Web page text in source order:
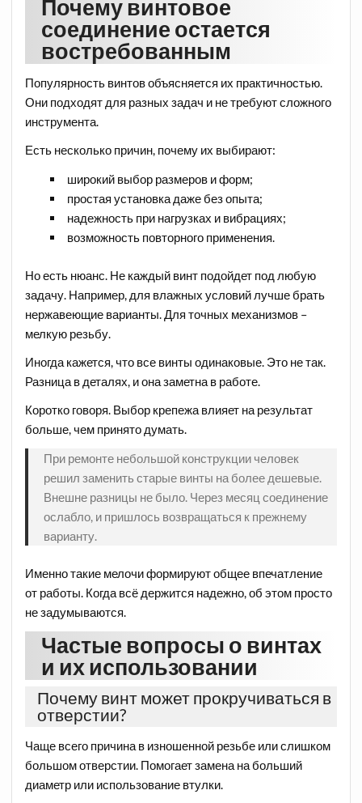
Почему винтовое
соединение остается
востребованным
Популярность винтов объясняется их практичностью.
Они подходят для разных задач и не требуют сложного
инструмента.
Есть несколько причин, почему их выбирают:
широкий выбор размеров и форм;
простая установка даже без опыта;
надежность при нагрузках и вибрациях;
возможность повторного применения.
Но есть нюанс. Не каждый винт подойдет под любую
задачу. Например, для влажных условий лучше брать
нержавеющие варианты. Для точных механизмов –
мелкую резьбу.
Иногда кажется, что все винты одинаковые. Это не так.
Разница в деталях, и она заметна в работе.
Коротко говоря. Выбор крепежа влияет на результат
больше, чем принято думать.
При ремонте небольшой конструкции человек
решил заменить старые винты на более дешевые.
Внешне разницы не было. Через месяц соединение
ослабло, и пришлось возвращаться к прежнему
варианту.
Именно такие мелочи формируют общее впечатление
от работы. Когда всё держится надежно, об этом просто
не задумываются.
Частые вопросы о винтах
и их использовании
Почему винт может прокручиваться в
отверстии?
Чаще всего причина в изношенной резьбе или слишком
большом отверстии. Помогает замена на больший
диаметр или использование втулки.